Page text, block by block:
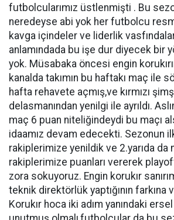
futbolcularımız üstlenmişti . Bu
neredeyse abi yok her futbolcu
kavga içindeler ve liderlik
anlamındada bu işe dur diyecek bir
yok. Müsabaka öncesi engin
kanalda takımın bu haftakı maç ile
hafta rehavete açmış,ve kırmızı
delasmanından yenilgi ile ayrıldı.
maç 6 puan niteliğindeydi bu maçı
idaamız devam edecekti. Sezonun
rakiplerimize yenildik ve 2.yarıda da
rakiplerimize puanları vererek
zora sokuyoruz. Engin korukır
teknik direktörlük yaptığının farkına
Korukır hoca iki adım yanındaki